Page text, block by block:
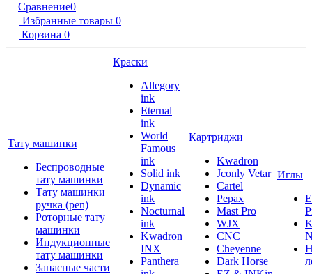
Сравнение0
Избранные товары 0
Корзина 0
Тату машинки
Беспроводные
тату машинки
Тату машинки
ручка (pen)
Роторные тату
машинки
Индукционные
тату машинки
Запасные части
Краски
Allegory
ink
Eternal
ink
World
Famous
ink
Solid ink
Dynamic
ink
Nocturnal
ink
Kwadron
INX
Panthera
Картриджи
Kwadron
Jconly Vetar
Cartel
Pepax
Mast Pro
WJX
CNC
Cheyenne
Dark Horse
Иглы